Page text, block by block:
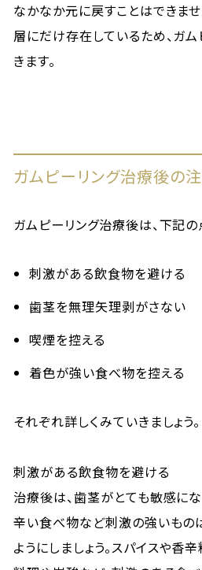
なかなか元に戻すことはできませ
層にだけ存在しているため、ガ
きます。
ガムピーリング治療後の
ガムピーリング治療後は、下記
刺激がある飲食物を避ける
歯茎を無理矢理剥がさない
喫煙を控える
着色が強い食べ物を控える
それぞれ詳しくみていきましょう。
刺激がある飲食物を避ける
治療後は、歯茎がとても敏感にな
辛い食べ物など刺激の強いもの
ようにしましょう。スパイスや香